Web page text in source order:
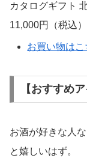
カタログギフト
11,000円（税込）
お買い物はこ
【おすすめ
お酒が好きな人
と嬉しいはず。